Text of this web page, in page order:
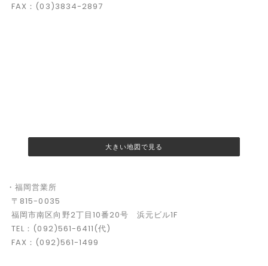
FAX：(03)3834-2897
大きい地図で見る
・福岡営業所
〒815-0035
福岡市南区向野2丁目10番20号 浜元ビル1F
TEL：(092)561-6411(代)
FAX：(092)561-1499